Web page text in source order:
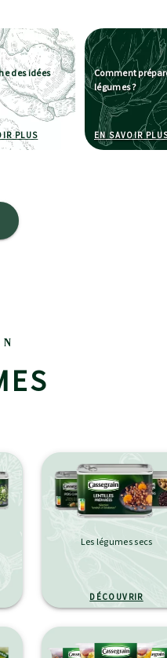
BOÎTES ? COMMENT CONSERVER
des idées
PLUSÀ PROPOS DE JE CHERCHE
Comment
légumes ?
EN SAVOIR
Les légumes secs
DÉCOUVRIR